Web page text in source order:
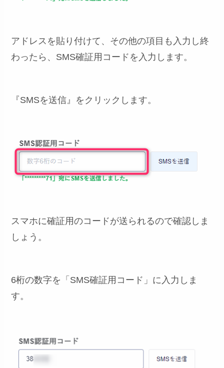
アドレスを貼り付けて、その他の項目も入力し終
わったら、SMS確証用コードを入力します。
『SMSを送信』をクリックします。
スマホに確証用のコードが送られるので確認しま
しょう。
6桁の数字を「SMS確証用コード」に入力しま
す。